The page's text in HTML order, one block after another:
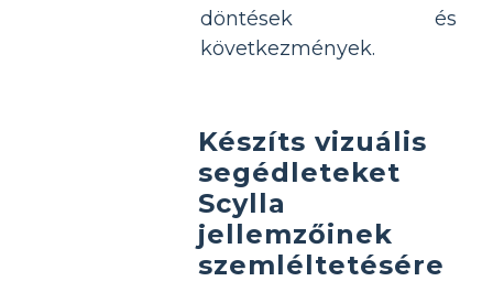
döntések és
következmények.
Készíts vizuális
segédleteket
Scylla
jellemzőinek
szemléltetésére